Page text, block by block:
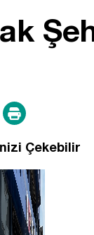
Çekebilir